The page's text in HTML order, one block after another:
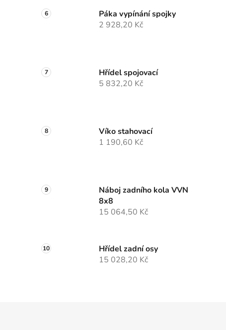
Páka vypínání spojky
2 928,20 Kč
Hřídel spojovací
5 832,20 Kč
Víko stahovací
1 190,60 Kč
Náboj zadního kola VVN
8x8
15 064,50 Kč
Hřídel zadní osy
15 028,20 Kč